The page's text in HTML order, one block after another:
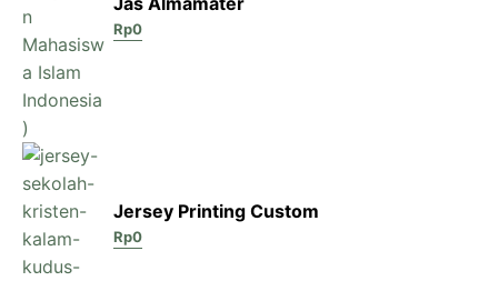
Rp0
Jersey Printing Custom
Rp0